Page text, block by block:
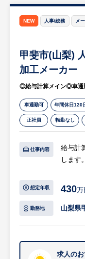
※詳細
【
◎ノル
・飛び
・業務
りの担
・受注
となく
◎土日
・完全
かりと
・転勤
ンスを
◎未経
・専門
てイチ
NEW 人事/総務 メ
甲斐市(山梨)
加工メーカー
◎給与計算メイン◎車通
車通勤可 年間休日120
正社員 転勤なし
仕事内容
給与計
します。
・給与
月10日
・採用
して）
想定年収 430万
勤務地 山梨県
求人の